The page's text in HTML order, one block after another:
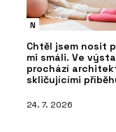
N
Chtěl jsem nosit
mi smáli. Ve
prochází
skličujícími
24. 7. 2026